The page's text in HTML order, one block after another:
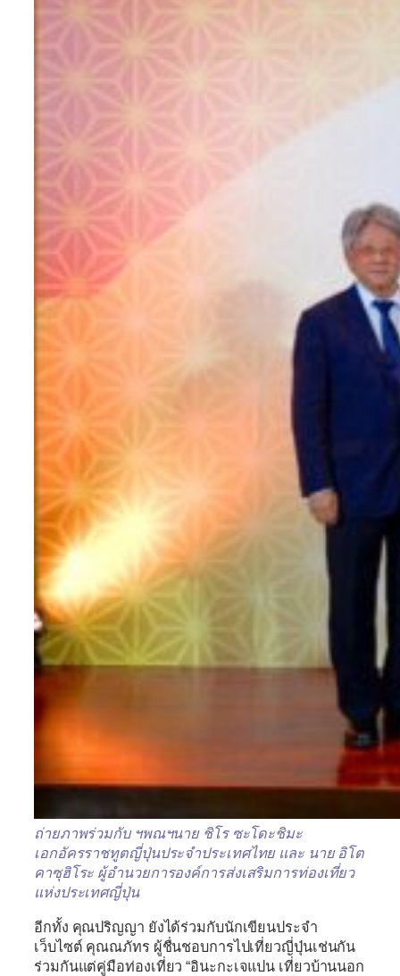
ถ่ายภาพร่วมกับ ฯพณฯนาย ชิโร ซะโดะชิมะ
เอกอัครราชทูตญี่ปุ่นประจำประเทศไทย และ นาย อิโต
คาซุฮิโระ ผู้อำนวยการองค์การส่งเสริมการท่องเที่ยว
แห่งประเทศญี่ปุ่น
อีกทั้ง คุณปริญญา ยังได้ร่วมกับนักเขียนประจำ
เว็บไซต์ คุณณภัทร ผู้ชื่นชอบการไปเที่ยวญี่ปุ่นเช่นกัน
ร่วมกันแต่คู่มือท่องเที่ยว“อินะกะเจแปน เที่ยวบ้านนอก